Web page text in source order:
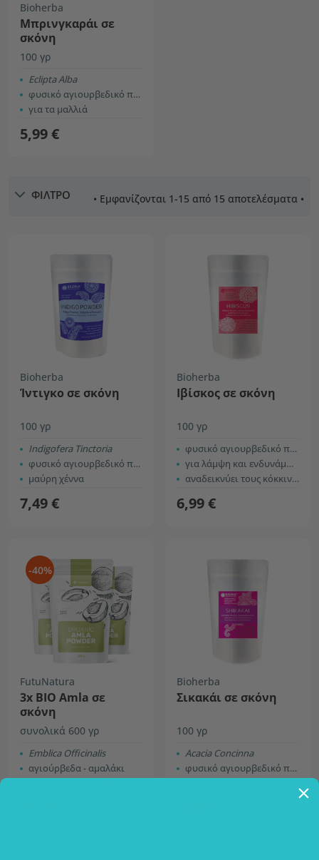
Bioherba
Μπρινγκαράι σε
σκόνη
100 γρ
Eclipta Alba
φυσικό αγιουρβεδικό προϊόν
για τα μαλλιά
5,99 €
ΦΙΛΤΡΟ • Εμφανίζονται 1-15 από 15 αποτελέσματα •
Bioherba
Ίντιγκο σε σκόνη
100 γρ
Indigofera Tinctoria
φυσικό αγιουρβεδικό προϊόν
μαύρη χέννα
7,49 €
Bioherba
Ιβίσκος σε σκόνη
100 γρ
φυσικό αγιουρβεδικό προϊόν
για λάμψη και ενδυνάμωση των μαλλιών
αναδεικνύει τους κόκκινους τόνους
6,99 €
-40%
FutuNatura
3x ΒΙΟ Amla σε
σκόνη
συνολικά 600 γρ
Εmblica Officinalis
αγιούρβεδα - αμαλάκι
Bioherba
Σικακάι σε σκόνη
100 γρ
Acacia Concinna
φυσικό αγιουρβεδικό προϊόν